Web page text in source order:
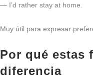
— I’d rather stay at home.
Muy útil para expresar
Por qué estas
diferencia